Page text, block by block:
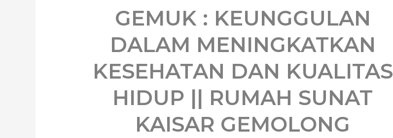
GEMUK : KEUNGGULAN
DALAM MENINGKATKAN
KESEHATAN DAN KUALITAS
HIDUP || RUMAH SUNAT
KAISAR GEMOLONG